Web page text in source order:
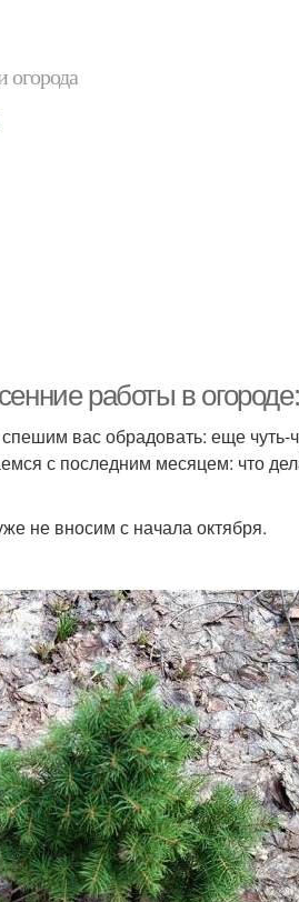
огорода
работы в
вас обрадовать: еще чуть-
с последним месяцем: что
не вносим с начала октября.